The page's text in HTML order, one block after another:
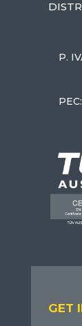
P.
GET